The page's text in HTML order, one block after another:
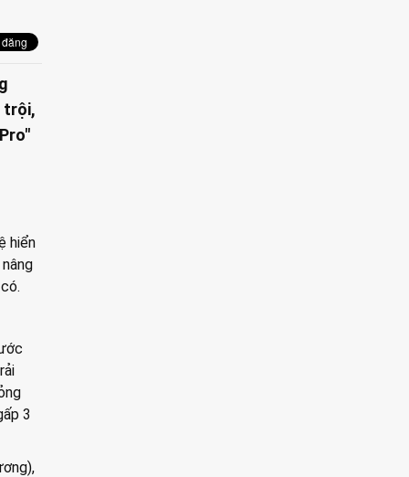
trội,
hiển
3